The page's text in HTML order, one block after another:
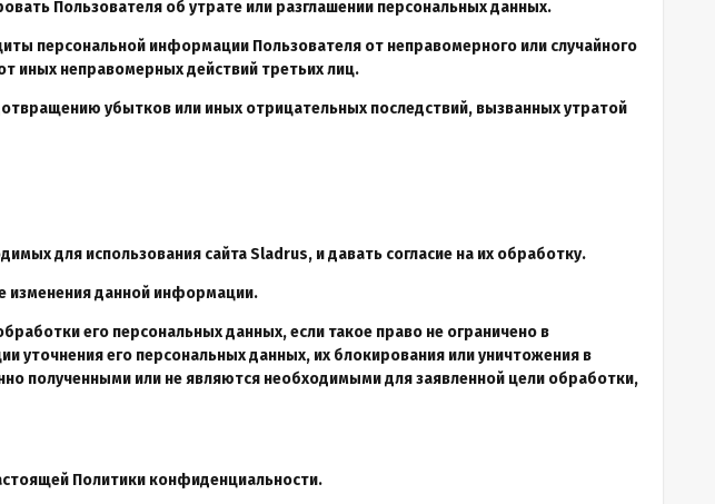
Пользователя об утрате или разглашении персональных данных.
персональной информации Пользователя от неправомерного или случайного
иных неправомерных действий третьих лиц.
убытков или иных отрицательных последствий, вызванных утратой
для использования сайта Sladrus, и давать согласие на их обработку.
изменения данной информации.
его персональных данных, если такое право не ограничено в
уточнения его персональных данных, их блокирования или уничтожения в
полученными или не являются необходимыми для заявленной цели обработки,
Политики конфиденциальности.